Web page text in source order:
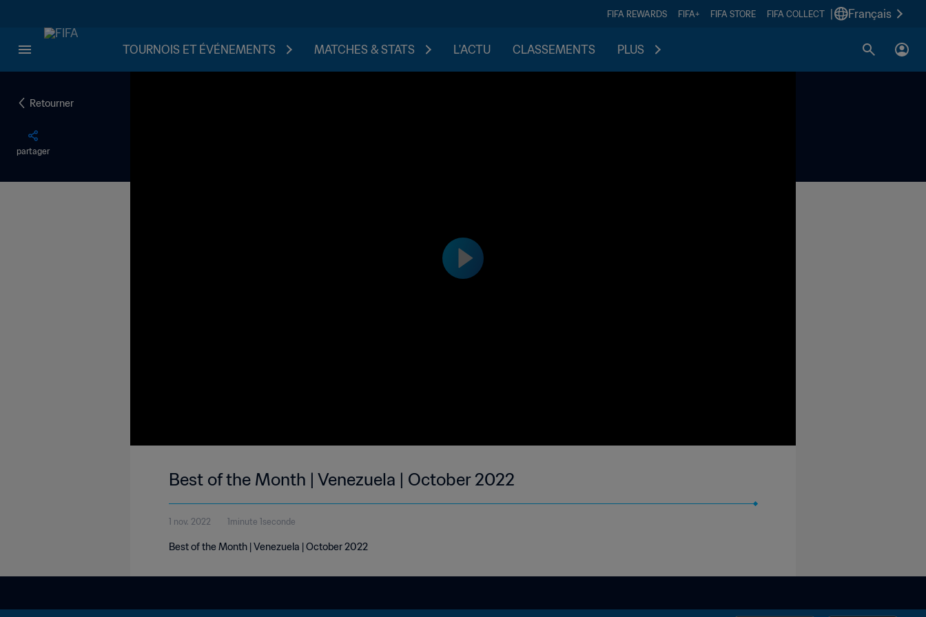
FIFA REWARDS FIFA+ FIFA STORE FIFA COLLECT Français
TOURNOIS ET ÉVÉNEMENTS MATCHES & STATS L'ACTU CLASSEMENTS PLUS
Retourner
partager
Best of the Month | Venezuela | October 2022
1 nov. 2022 1minute 1seconde
Best of the Month | Venezuela | October 2022